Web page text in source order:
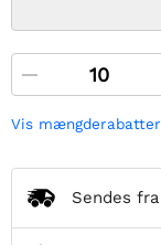
Vis mængderabatter
Sendes fra